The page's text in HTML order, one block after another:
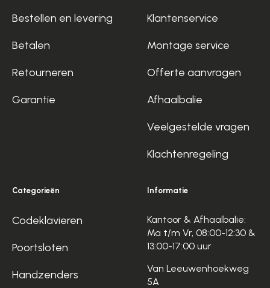
Bestellen en levering
Betalen
Retourneren
Garantie
Klantenservice
Montage service
Offerte aanvragen
Afhaalbalie
Veelgestelde vragen
Klachtenregeling
Categorieën
Codeklavieren
Poortsloten
Handzenders
Informatie
Kantoor & Afhaalbalie:
Ma t/m Vr, 08:00-12:30 &
13:00-17:00 uur
Van Leeuwenhoekweg
5A